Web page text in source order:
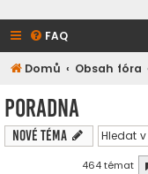
FAQ
Domů Obsah fóra
Poradna
Nové téma
464 témat